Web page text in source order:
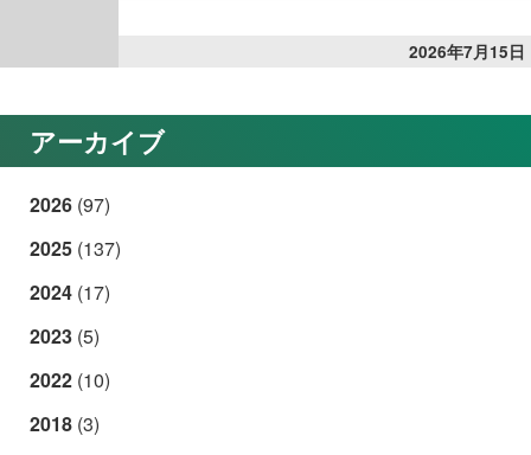
2026年7月15日
アーカイブ
2026 (97)
2025 (137)
2024 (17)
2023 (5)
2022 (10)
2018 (3)